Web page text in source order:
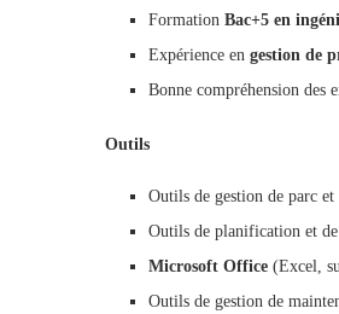
Formation Bac+5 en
Expérience en gestion de
Bonne compréhension des
Outils
Outils de gestion de parc
Outils de planification et
Microsoft Office (Excel,
Outils de gestion de